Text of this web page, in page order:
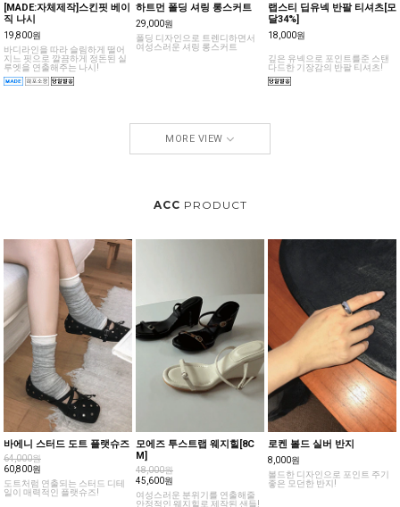
[MADE:자체제작]스킨핏 베이
직 나시
19,800원
바디라인을 따라 슬림하게 떨어
지느 핏으로 깔끔하게 정돈된 실
루엣을 연출해주는 나시!
하트먼 폴딩 셔링 롱스커트
29,000원
폴딩 디자인으로 트렌디하면서
여성스러운 셔링 롱스커트
랩스티 딥유넥 반팔 티셔츠[모
달34%]
18,000원
깊은 유넥으로 포인트를준 스탠
다드한 기장감의 반팔 티셔츠!
MORE VIEW
ACC PRODUCT
바에니 스터드 도트 플랫슈즈
64,000원
60,800원
도트처럼 연출되는 스터드 디테
일이 매력적인 플랫슈즈!
모에즈 투스트랩 웨지힐[8C
M]
48,000원
45,600원
여성스러운 분위기를 연출해줄
안정적인 웨지힐로 제작된 샌들!
로켄 볼드 실버 반지
8,000원
볼드한 디자인으로 포인트 주기
좋은 모던한 반지!